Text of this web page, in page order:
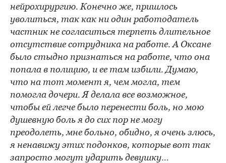
нейрохирургию. Конечно же, пришлось
уволиться, так как ни один работодатель
частник не согласиться терпеть длительное
отсутствие сотрудника на работе. А Оксане
было стыдно признаться на работе, что она
попала в полицию, и ее там избили. Думаю,
что на тот момент я, чем могла, тем
помогла дочери. Я делала все возможное,
чтобы ей легче было перенести боль, но мою
душевную боль я до сих пор не могу
преодолеть, мне больно, обидно, я очень злюсь,
я ненавижу этих подонков, которые вот так
запросто могут ударить девушку…